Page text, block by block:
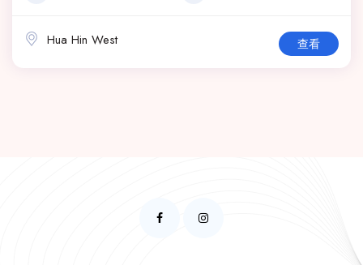
Hua Hin West 查看